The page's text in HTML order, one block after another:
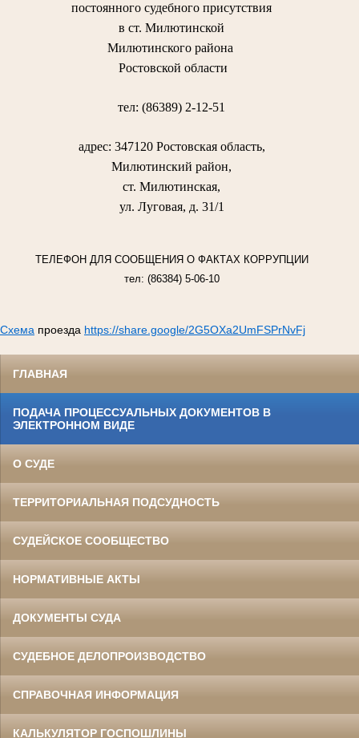
постоянного судебного присутствия
в ст. Милютинской
Милютинского района
Ростовской области
тел: (86389) 2-12-51
адрес: 347120 Ростовская область,
Милютинский район,
ст. Милютинская,
ул. Луговая, д. 31/1
ТЕЛЕФОН ДЛЯ СООБЩЕНИЯ О ФАКТАХ КОРРУПЦИИ
тел: (86384) 5-06-10
Схема проезда https://share.google/2G5OXa2UmFSPrNvFj
ГЛАВНАЯ
ПОДАЧА ПРОЦЕССУАЛЬНЫХ ДОКУМЕНТОВ В
ЭЛЕКТРОННОМ ВИДЕ
О СУДЕ
ТЕРРИТОРИАЛЬНАЯ ПОДСУДНОСТЬ
СУДЕЙСКОЕ СООБЩЕСТВО
НОРМАТИВНЫЕ АКТЫ
ДОКУМЕНТЫ СУДА
СУДЕБНОЕ ДЕЛОПРОИЗВОДСТВО
СПРАВОЧНАЯ ИНФОРМАЦИЯ
КАЛЬКУЛЯТОР ГОСПОШЛИНЫ